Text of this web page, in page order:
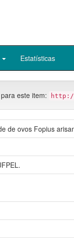
Estatísticas
este item:
de ovos Fopius